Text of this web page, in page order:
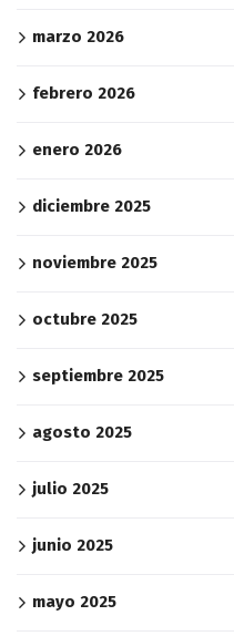
marzo 2026
febrero 2026
enero 2026
diciembre 2025
noviembre 2025
octubre 2025
septiembre 2025
agosto 2025
julio 2025
junio 2025
mayo 2025